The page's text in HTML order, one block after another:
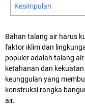
Kesimpulan
Bahan talang air harus
faktor iklim dan
populer adalah talang
ketahanan dan
keunggulan yang
konstruksi rangka
air.